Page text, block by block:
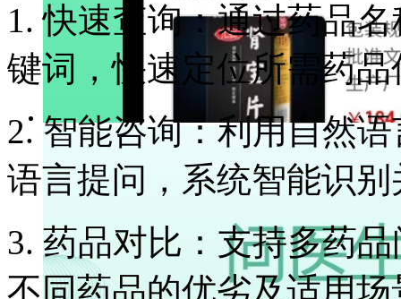
1. 快速查询：通过药品
键词，快速定位所需药品
2. 智能咨询：利用自然
语言提问，系统智能识
3. 药品对比：支持多药
不同药品的优劣及适用场